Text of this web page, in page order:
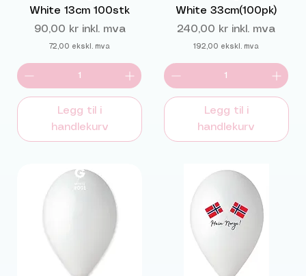
White 13cm 100stk
Pris
90,00 kr inkl. mva
72,00 ekskl. mva
Legg til i
handlekurv
White 33cm(100pk)
Pris
240,00 kr inkl. mva
192,00 ekskl. mva
Legg til i
handlekurv